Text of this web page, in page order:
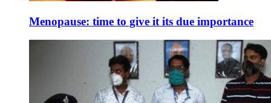
Menopause: time to give it its due importance